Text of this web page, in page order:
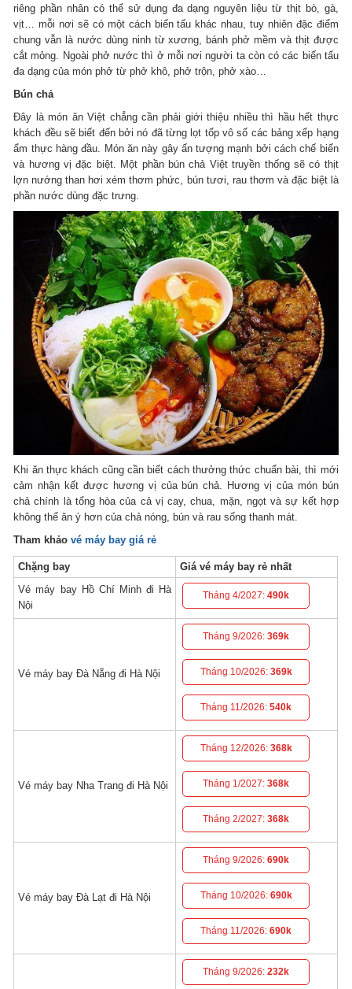
riêng phần nhân có thể sử dụng đa dạng nguyên liệu từ thịt bò, gà,
vịt… mỗi nơi sẽ có một cách biến tấu khác nhau, tuy nhiên đặc điểm
chung vẫn là nước dùng ninh từ xương, bánh phở mềm và thịt được
cắt mỏng. Ngoài phở nước thì ở mỗi nơi người ta còn có các biến tấu
đa dạng của món phở từ phở khô, phở trộn, phở xào…
Bún chả
Đây là món ăn Việt chẳng cần phải giới thiệu nhiều thì hầu hết thực
khách đều sẽ biết đến bởi nó đã từng lọt tốp vô số các bảng xếp hạng
ẩm thực hàng đầu. Món ăn này gây ấn tượng mạnh bởi cách chế biến
và hương vị đặc biệt. Một phần bún chả Việt truyền thống sẽ có thịt
lợn nướng than hơi xém thơm phức, bún tươi, rau thơm và đặc biệt là
phần nước dùng đặc trưng.
Khi ăn thực khách cũng cần biết cách thưởng thức chuẩn bài, thì mới
cảm nhận kết được hương vị của bún chả. Hương vị của món bún
chả chính là tổng hòa của cả vị cay, chua, mặn, ngọt và sự kết hợp
không thể ăn ý hơn của chả nóng, bún và rau sống thanh mát.
Tham khảové máy bay giá rẻ
Chặng bay
Giá vé máy bay rẻ nhất
Vé máy bay Hồ Chí Minh đi Hà
Nội
Tháng 4/2027:490k
Vé máy bay Đà Nẵng đi Hà Nội
Tháng 9/2026:369k
Tháng 10/2026: 369k
Tháng 11/2026:540k
Vé máy bay Nha Trang đi Hà Nội
Tháng 12/2026: 368k
Tháng 1/2027:368k
Tháng 2/2027:368k
Vé máy bay Đà Lạt đi Hà Nội
Tháng 9/2026:690k
Tháng 10/2026: 690k
Tháng 11/2026:690k
Tháng 9/2026:232k